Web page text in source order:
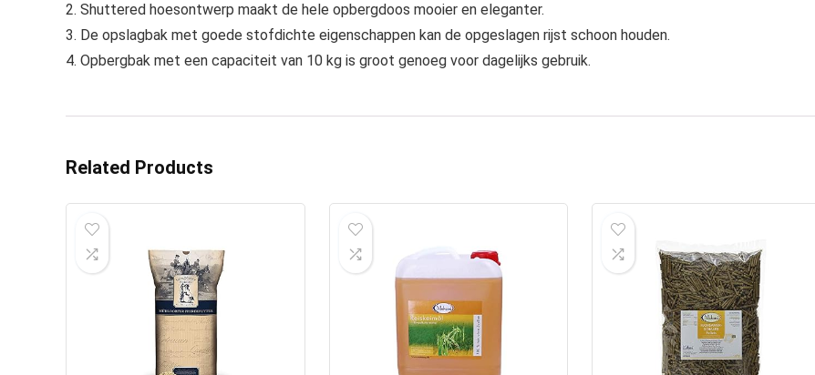
2. Shuttered hoesontwerp maakt de hele opbergdoos mooier en eleganter.
3. De opslagbak met goede stofdichte eigenschappen kan de opgeslagen rijst schoon houden.
4. Opbergbak met een capaciteit van 10 kg is groot genoeg voor dagelijks gebruik.
Related Products